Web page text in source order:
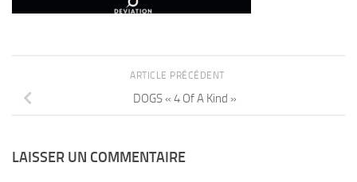
ARTICLE PRÉCÉDENT
DOGS « 4 Of A Kind »
LAISSER UN COMMENTAIRE